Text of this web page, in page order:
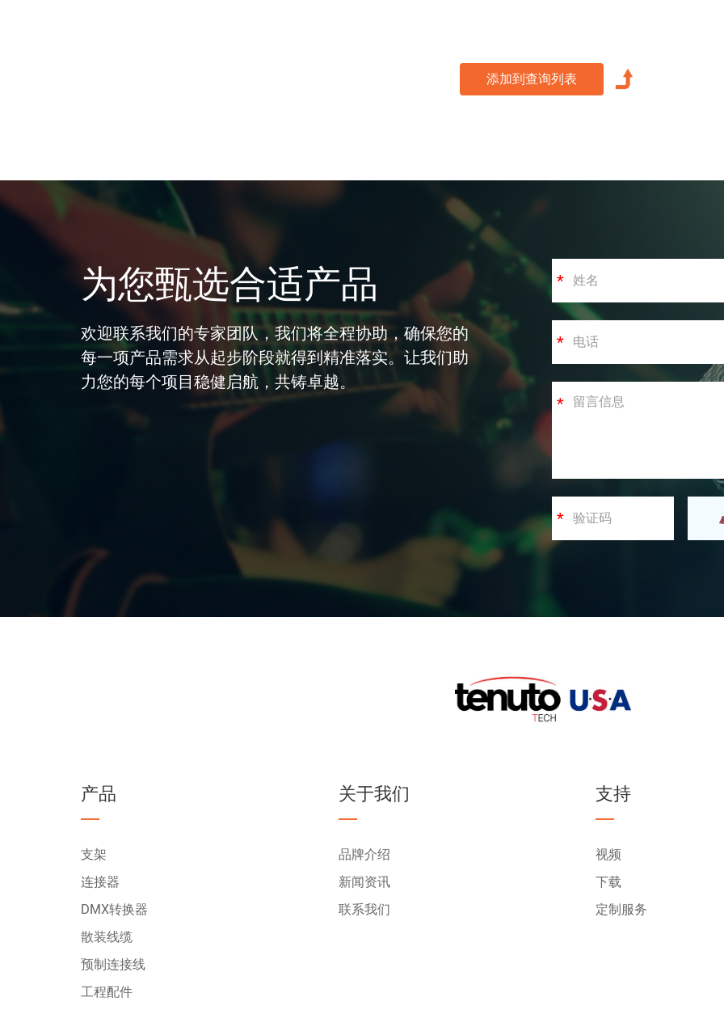
为您甄选合适产品
欢迎联系我们的专家团队，我们将全程协助，确保您的
每一项产品需求从起步阶段就得到精准落实。让我们助
力您的每个项目稳健启航，共铸卓越。
产品
支架
连接器
DMX转换器
散装线缆
预制连接线
工程配件
关于我们
品牌介绍
新闻资讯
联系我们
支持
视频
下载
定制服务